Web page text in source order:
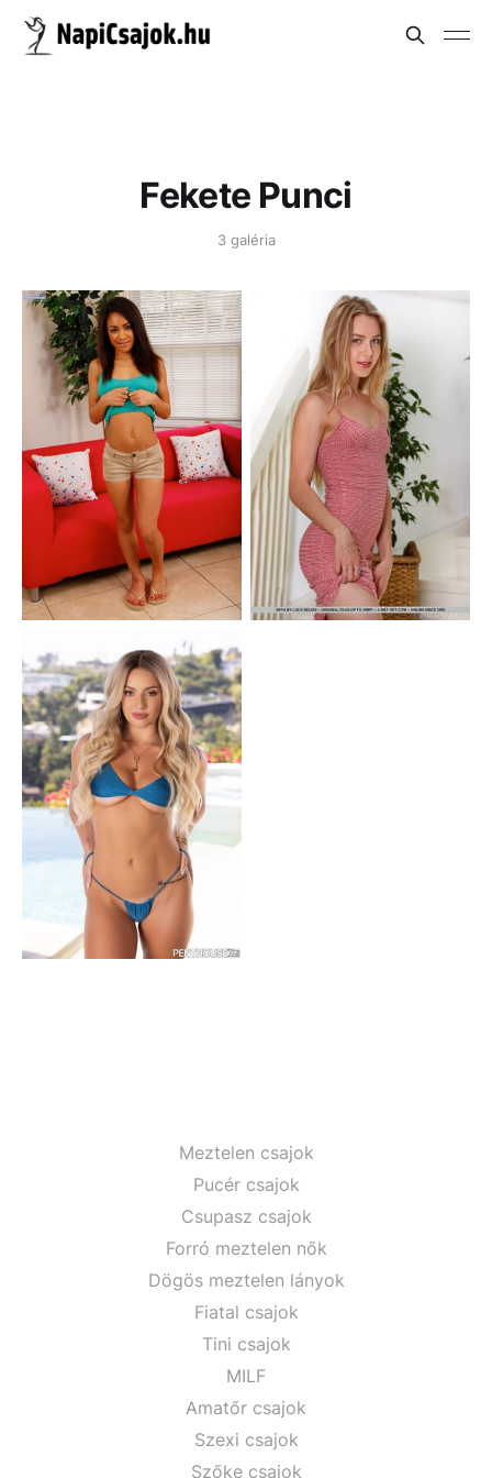
Fekete Punci
3 galéria
Meztelen csajok
Pucér csajok
Csupasz csajok
Forró meztelen nők
Dögös meztelen lányok
Fiatal csajok
Tini csajok
MILF
Amatőr csajok
Szexi csajok
Szőke csajok